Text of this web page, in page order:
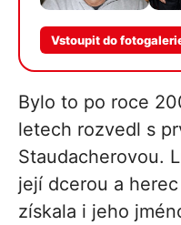
Vstoupit do
Bylo to po roce
letech rozvedl s
Staudacherovou.
její dcerou a
získala i jeho